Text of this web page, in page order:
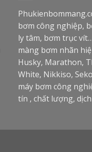
bơm công nghiệp,
ly tâm, bơm trục
màng bơm nhãn
Husky, Marathon,
White, Nikkiso,
máy bơm công
tín , chất lượng,